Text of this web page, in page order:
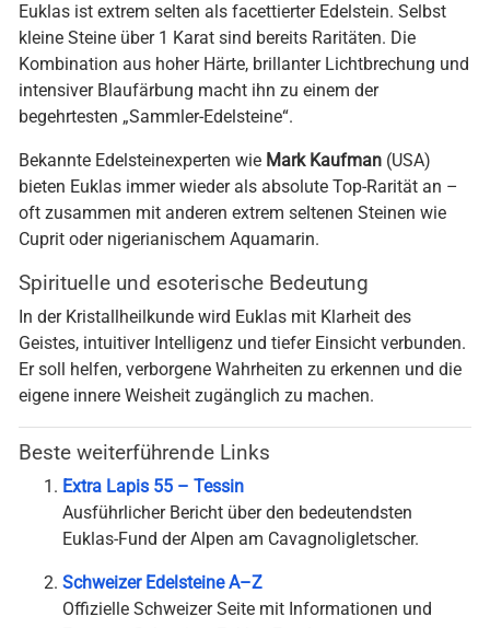
Euklas ist extrem selten als facettierter Edelstein. Selbst
kleine Steine über 1 Karat sind bereits Raritäten. Die
Kombination aus hoher Härte, brillanter Lichtbrechung und
intensiver Blaufärbung macht ihn zu einem der
begehrtesten „Sammler-Edelsteine“.
Bekannte Edelsteinexperten wie Mark Kaufman (USA)
bieten Euklas immer wieder als absolute Top-Rarität an –
oft zusammen mit anderen extrem seltenen Steinen wie
Cuprit oder nigerianischem Aquamarin.
Spirituelle und esoterische Bedeutung
In der Kristallheilkunde wird Euklas mit Klarheit des
Geistes, intuitiver Intelligenz und tiefer Einsicht verbunden.
Er soll helfen, verborgene Wahrheiten zu erkennen und die
eigene innere Weisheit zugänglich zu machen.
Beste weiterführende Links
Extra Lapis 55 – Tessin
Ausführlicher Bericht über den bedeutendsten
Euklas-Fund der Alpen am Cavagnoligletscher.
Schweizer Edelsteine A–Z
Offizielle Schweizer Seite mit Informationen und